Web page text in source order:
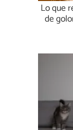
Lo que
de